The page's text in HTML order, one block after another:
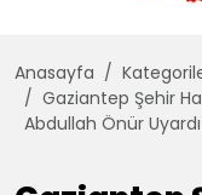
Anasayfa
Gaziantep Şehir
Abdullah Önür Uyardı